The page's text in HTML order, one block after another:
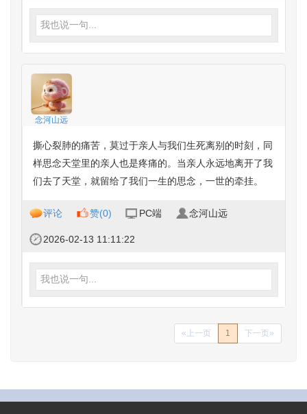
我也说一句...
念河山远
撕心裂肺的痛苦，莫过于亲人与我们生死离别的时刻，同
样思念天堂里的亲人也是疼痛的。当亲人永远地离开了我
们去了天堂，就留给了我们一生的思念，一世的牵挂。
评论 赞(0) PC端 念河山远
2026-02-13 11:11:22
我也说一句...
«上一页 1 下一页»